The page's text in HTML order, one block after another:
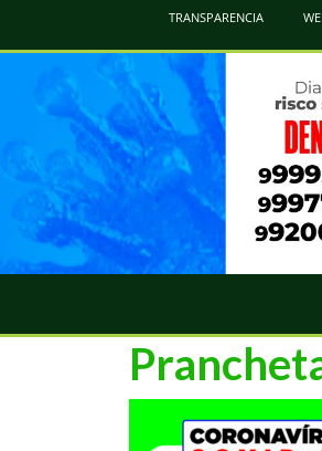
TRANSPARENCIA